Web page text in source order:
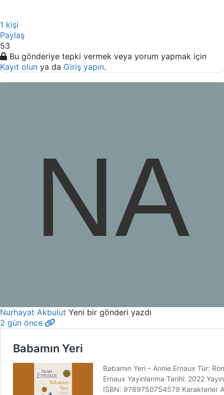
1 kişi
Paylaş
53
Bu gönderiye tepki vermek veya yorum yapmak için
Kayıt olun ya da Giriş yapın.
Nurhayat Akbulut Yeni bir gönderi yazdı
2 gün önce